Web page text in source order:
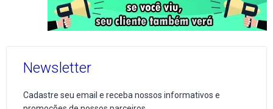
Newsletter
Cadastre seu email e receba nossos informativos e